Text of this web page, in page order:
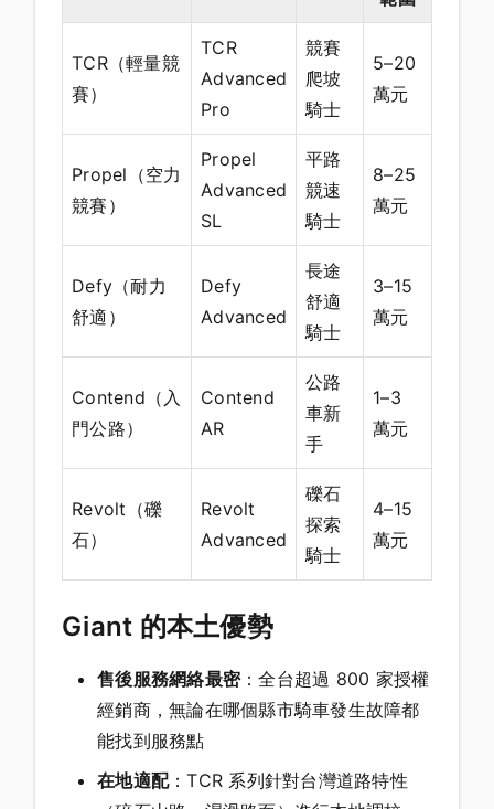
TCR（輕量競
賽）
TCR
Advanced
Pro
競賽
爬坡
騎士
5–20
萬元
Propel（空力
競賽）
Propel
Advanced
SL
平路
競速
騎士
8–25
萬元
Defy（耐力
舒適）
Defy
Advanced
長途
舒適
騎士
3–15
萬元
Contend（入
門公路）
Contend
AR
公路
車新
手
1–3
萬元
Revolt（礫
石）
Revolt
Advanced
礫石
探索
騎士
4–15
萬元
Giant 的本土優勢
售後服務網絡最密：全台超過 800 家授權
經銷商，無論在哪個縣市騎車發生故障都
能找到服務點
在地適配：TCR 系列針對台灣道路特性